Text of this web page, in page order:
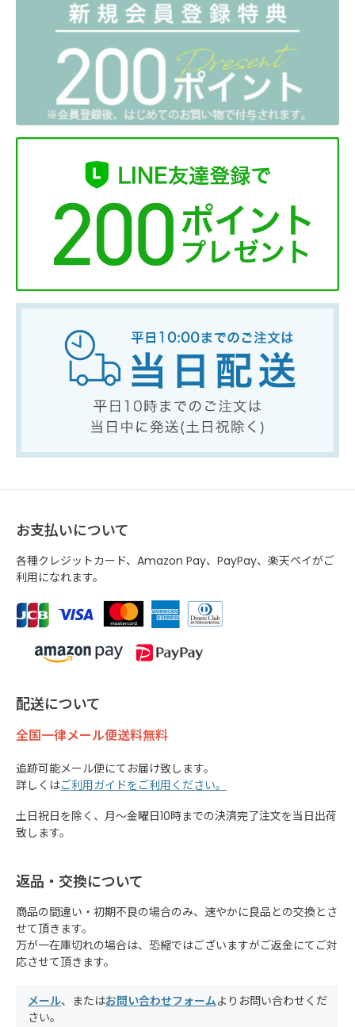
お支払いについて
各種クレジットカード、Amazon Pay、PayPay、楽天ペイがご
利用になれます。
配送について
全国一律メール便送料無料
追跡可能メール便にてお届け致します。
詳しくはご利用ガイドをご利用ください。
土日祝日を除く、月～金曜日10時までの決済完了注文を当日出荷
致します。
返品・交換について
商品の間違い・初期不良の場合のみ、速やかに良品との交換とさ
せて頂きます。
万が一在庫切れの場合は、恐縮ではございますがご返金にてご対
応させて頂きます。
メール、またはお問い合わせフォームよりお問い合わせくだ
さい。